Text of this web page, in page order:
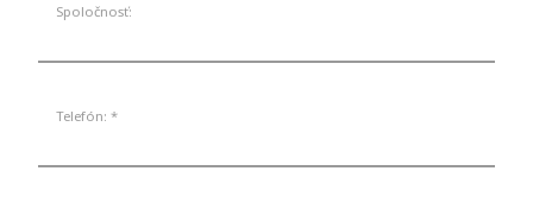
Spoločnosť:
Telefón: *